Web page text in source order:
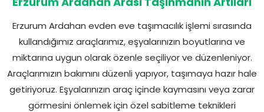
Erzurum Ardahan evden eve taşımacılık işlemi sırasında
kullandığımız araçlarımız, eşyalarınızın boyutlarına ve
miktarına uygun olarak özenle seçiliyor ve düzenleniyor.
Araçlarımızın bakımını düzenli yapıyor, taşımaya hazır hale
getiriyoruz. Eşyalarınızın araç içinde kaymasını veya zarar
görmesini önlemek için özel sabitleme teknikleri